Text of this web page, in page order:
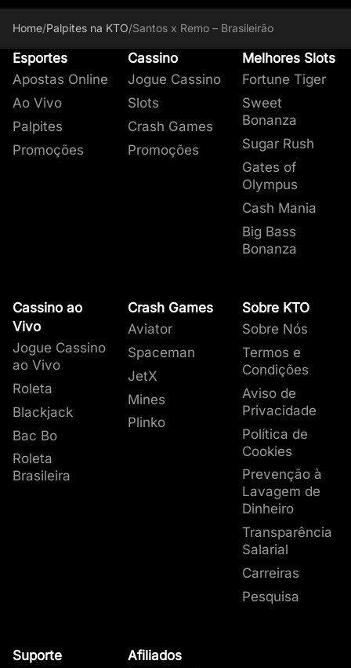
Home/Palpites na KTO/Santos x Remo – Brasileirão
Esportes
Apostas Online
Ao Vivo
Palpites
Promoções
Cassino
Jogue Cassino
Slots
Crash Games
Promoções
Melhores Slots
Fortune Tiger
Sweet
Bonanza
Sugar Rush
Gates of
Olympus
Cash Mania
Big Bass
Bonanza
Cassino ao
Vivo
Jogue Cassino
ao Vivo
Roleta
Blackjack
Bac Bo
Roleta
Brasileira
Crash Games
Aviator
Spaceman
JetX
Mines
Plinko
Sobre KTO
Sobre Nós
Termos e
Condições
Aviso de
Privacidade
Política de
Cookies
Prevenção à
Lavagem de
Dinheiro
Transparência
Salarial
Carreiras
Pesquisa
Suporte
Afiliados